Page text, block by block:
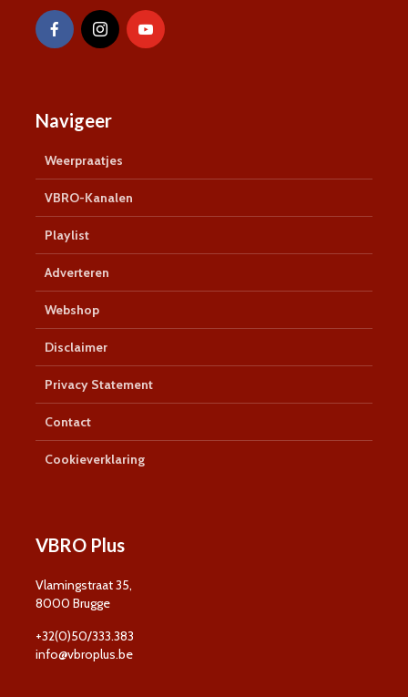
Navigeer
Weerpraatjes
VBRO-Kanalen
Playlist
Adverteren
Webshop
Disclaimer
Privacy Statement
Contact
Cookieverklaring
VBRO Plus
Vlamingstraat 35,
8000 Brugge
+32(0)50/333.383
info@vbroplus.be